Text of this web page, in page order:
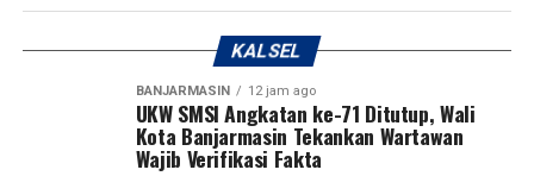
Messenger 0 Twitter 0
melalui UPZ Bank Kalsel.
Dari satu amanah yang ditunaikan, lahir ribuan manfaat.
Dari satu kepedulian yang diberikan, tumbuh harapan
bagi mereka yang membutuhkan.
KALSEL
BANJARMASIN 12 jam ago
UKW SMSI Angkatan ke-71 Ditutup, Wali
Kota Banjarmasin Tekankan Wartawan
Wajib Verifikasi Fakta